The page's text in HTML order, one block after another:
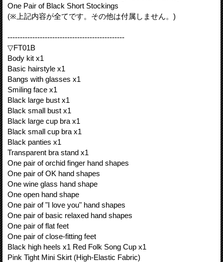
One Pair of Black Short Stockings
(※上記内容が全てです。その他は付属しません。)
-----------------------------------------------
▽FT01B
Body kit x1
Basic hairstyle x1
Bangs with glasses x1
Smiling face x1
Black large bust x1
Black small bust x1
Black large cup bra x1
Black small cup bra x1
Black panties x1
Transparent bra stand x1
One pair of orchid finger hand shapes
One pair of OK hand shapes
One wine glass hand shape
One open hand shape
One pair of "I love you" hand shapes
One pair of basic relaxed hand shapes
One pair of flat feet
One pair of close-fitting feet
Black high heels x1 Red Folk Song Cup x1
Pink Tight Mini Skirt (High-Elastic Fabric)